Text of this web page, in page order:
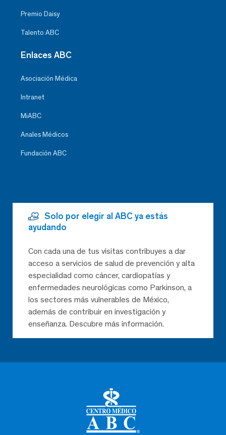
Premio Daisy
Talento ABC
Enlaces ABC
Asociación Médica
Intranet
MiABC
Anales Médicos
Fundación ABC
Solo por elegir al ABC ya estás
ayudando
Con cada una de tus visitas contribuyes a dar
acceso a servicios de salud de prevención y alta
especialidad como cáncer, cardiopatías y
enfermedades neurológicas como Parkinson, a
los sectores más vulnerables de México,
además de contribuir en investigación y
enseñanza. Descubre más información.